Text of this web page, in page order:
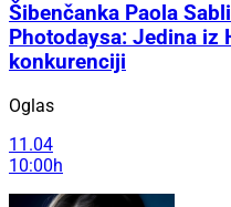
Šibenčanka Paola
Photodaysa: Jedina iz
konkurenciji
Oglas
11.04
10:00h